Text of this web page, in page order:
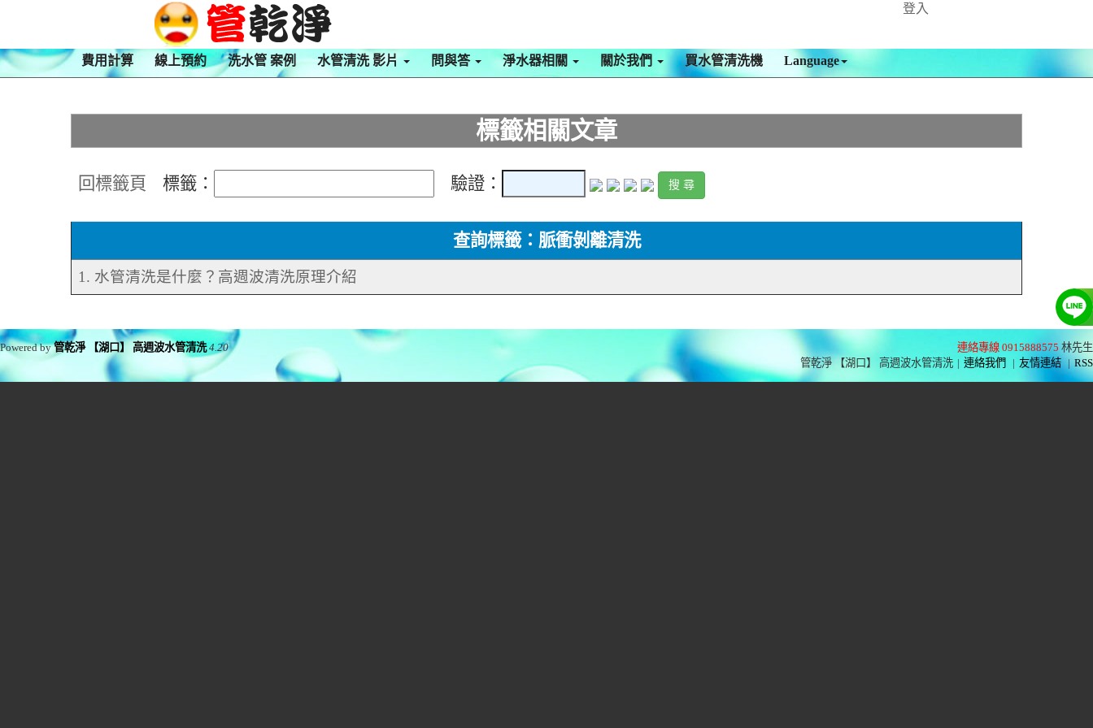
登入
費用計算 線上預約 洗水管 案例 水管清洗 影片 問與答 淨水器相關 關於我們 買水管清洗機 Language
標籤相關文章
回標籤頁 標籤： 驗證：
查詢標籤：脈衝剝離清洗
1. 水管清洗是什麼？高週波清洗原理介紹
連絡專線 0915888575 林先生
管乾淨 【湖口】 高週波水管清洗 | 連絡我們 | 友情連結 | RSS
Powered by管乾淨 【湖口】 高週波水管清洗 4.20